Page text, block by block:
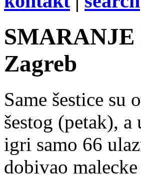
SMARANJE
Zagreb
Same šestice su
šestog (petak),
igri samo 66
dobivao